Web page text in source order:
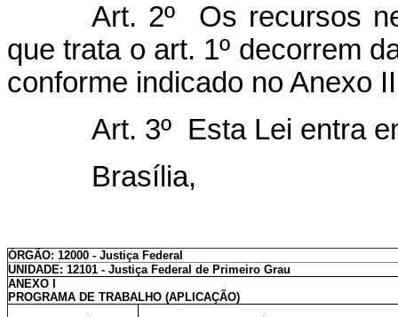
Art. 2º Os recursos
que trata o art. 1º decorrem
conforme indicado no Anexo
Art. 3º Esta Lei entra
Brasília,
ÓRGÃO: 12000 - Justiça Federal
UNIDADE: 12101 - Justiça Federal de Primeiro Grau
ANEXO I
PROGRAMA DE TRABALHO (APLICAÇÃO)